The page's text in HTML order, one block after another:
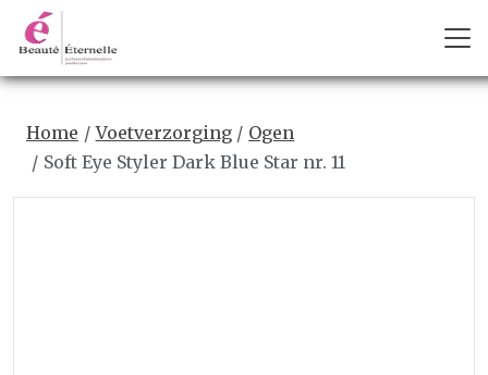
Home Voetverzorging
Ogen
Soft Eye Styler Dark Blue Star nr. 11